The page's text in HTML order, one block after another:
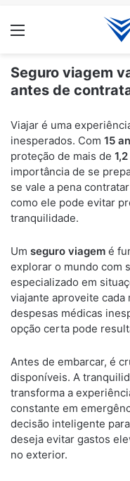
Menu
Seguro viagem
antes de
Viajar é uma
inesperados. Com 15
proteção de mais de
importância de se
se vale a pena
como ele pode evitar
tranquilidade.
Um seguro viagem é
explorar o mundo com
especializado em
viajante aproveite cada
despesas médicas
opção certa pode
Antes de embarcar, é
disponíveis. A
transforma a
constante em
decisão inteligente
deseja evitar gastos
no exterior.